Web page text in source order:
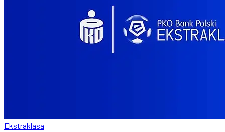
Ekstraklasa